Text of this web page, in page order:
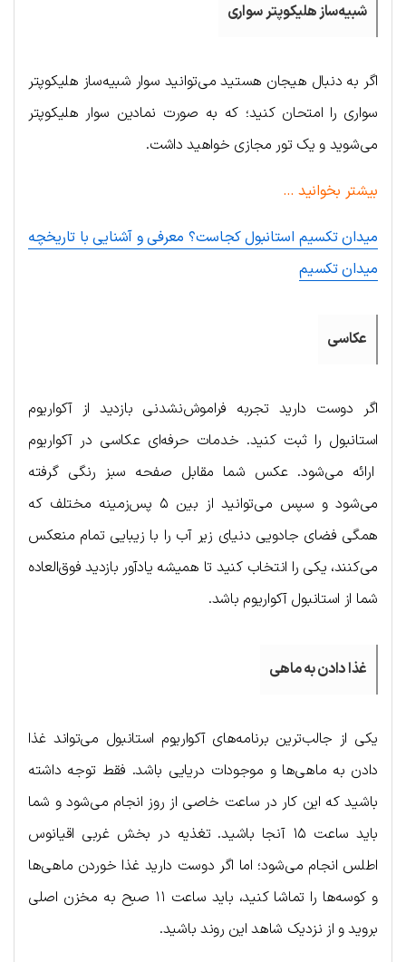
شبیه‌ساز هلیکوپتر سواری
اگر به دنبال هیجان هستید می‌توانید سوار شبیه‌ساز هلیکوپتر
سواری را امتحان کنید؛ که به صورت نمادین سوار هلیکوپتر
می‌شوید و یک تور مجازی خواهید داشت.
بیشتر بخوانید …
میدان تکسیم استانبول کجاست؟ معرفی و آشنایی با تاریخچه
میدان تکسیم
عکاسی
اگر دوست دارید تجربه فراموش‌نشدنی بازدید از آکواریوم
استانبول را ثبت کنید. خدمات حرفه‌ای عکاسی در آکواریوم
ارائه می‌شود. عکس شما مقابل صفحه سبز رنگی گرفته
می‌شود و سپس می‌توانید از بین ۵ پس‌زمینه مختلف که
همگی فضای جادویی دنیای زیر آب را با زیبایی تمام منعکس
می‌کنند، یکی را انتخاب کنید تا همیشه یادآور بازدید فوق‌العاده
شما از استانبول آکواریوم باشد.
غذا دادن به ماهی
یکی از جالب‌ترین برنامه‌های آکواریوم استانبول می‌تواند غذا
دادن به ماهی‌ها و موجودات دریایی باشد. فقط توجه داشته
باشید که این کار در ساعت خاصی از روز انجام می‌شود و شما
باید ساعت ۱۵ آنجا باشید. تغذیه در بخش غربی اقیانوس
اطلس انجام می‌شود؛ اما اگر دوست دارید غذا خوردن ماهی‌ها
و کوسه‌ها را تماشا کنید، باید ساعت ۱۱ صبح به مخزن اصلی
بروید و از نزدیک شاهد این روند باشید.